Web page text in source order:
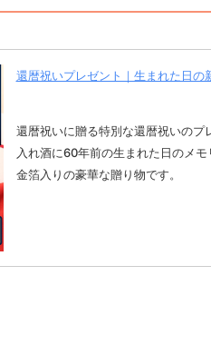
還暦祝いプレゼント｜生まれた日の
還暦祝いに贈る特別な還暦祝いのプ
入れ酒に60年前の生まれた日のメ
金箔入りの豪華な贈り物です。